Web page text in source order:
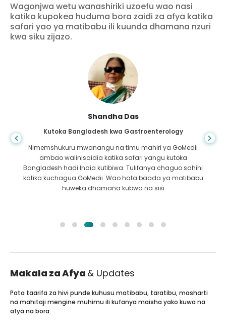
Wagonjwa wetu wanashiriki uzoefu wao nasi
katika kupokea huduma bora zaidi za afya katika
safari yao ya matibabu ili kuunda dhamana nzuri
kwa siku zijazo.
Shandha Das
Kutoka Bangladesh kwa Gastroenterology
Nimemshukuru mwanangu na timu mahiri ya GoMedii
ambao walinisaidia katika safari yangu kutoka
Bangladesh hadi India kutibiwa. Tulifanya chaguo sahihi
katika kuchagua GoMedii. Wao hata baada ya matibabu
huweka dhamana kubwa na sisi
Makala za Afya & Updates
Pata taarifa za hivi punde kuhusu matibabu, taratibu, masharti
na mahitaji mengine muhimu ili kufanya maisha yako kuwa na
afya na bora.